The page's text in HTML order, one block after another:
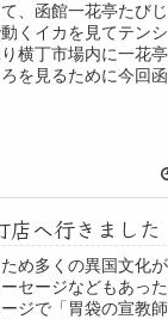
、函館一花亭たび
くイカを見てテン
横丁市場内に一花
を見るために今回函
店へ行きました
め多くの異国文化
セージなどもあった
ジで「胃袋の宣教